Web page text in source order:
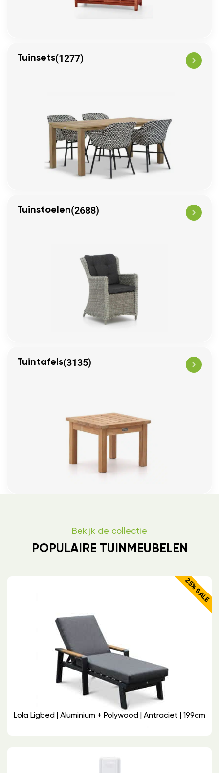
Tuinsets(1277)
Tuinstoelen(2688)
Tuintafels(3135)
Bekijk de collectie
POPULAIRE TUINMEUBELEN
25% SALE
Lola Ligbed | Aluminium + Polywood | Antraciet | 199cm